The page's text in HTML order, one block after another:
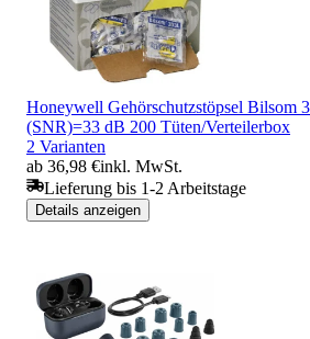
Honeywell Gehörschutzstöpsel Bilsom
(SNR)=33 dB 200 Tüten/Verteilerbox
2 Varianten
ab 36,98 €inkl. MwSt.
Lieferung bis 1-2 Arbeitstage
Details anzeigen